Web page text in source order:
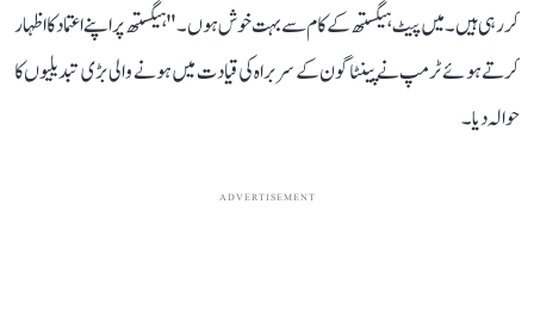
کر رہی ہیں۔ میں پیٹ ہیگستھ کے کام سے بہت خوش ہوں۔" ہیگستھ پر اپنے اعتماد کا اظہار
کرتے ہوئے ٹرمپ نے پینٹاگون کے سربراہ کی قیادت میں ہونے والی بڑی تبدیلیوں کا
حوالہ دیا۔
ADVERTISEMENT